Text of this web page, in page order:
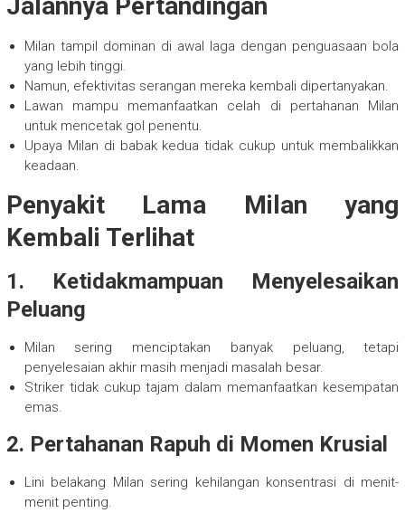
Jalannya Pertandingan
Milan tampil dominan di awal laga dengan penguasaan bola
yang lebih tinggi.
Namun, efektivitas serangan mereka kembali dipertanyakan.
Lawan mampu memanfaatkan celah di pertahanan Milan
untuk mencetak gol penentu.
Upaya Milan di babak kedua tidak cukup untuk membalikkan
keadaan.
Penyakit Lama Milan yang
Kembali Terlihat
1. Ketidakmampuan Menyelesaikan
Peluang
Milan sering menciptakan banyak peluang, tetapi
penyelesaian akhir masih menjadi masalah besar.
Striker tidak cukup tajam dalam memanfaatkan kesempatan
emas.
2. Pertahanan Rapuh di Momen Krusial
Lini belakang Milan sering kehilangan konsentrasi di menit-
menit penting.